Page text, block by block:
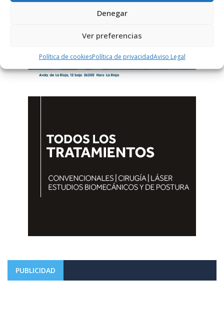
Denegar
Ver preferencias
Política de cookiesPolítica de privacidadAviso Legal
PUBLICIDAD